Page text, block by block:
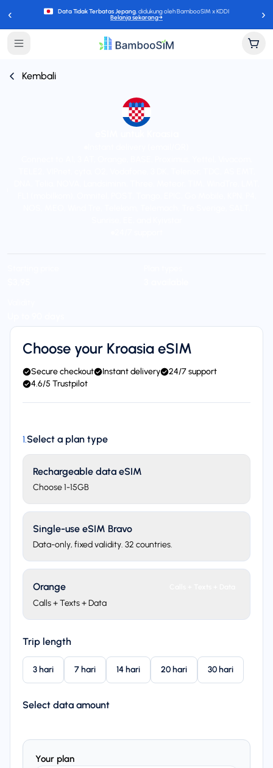
‹ Data Tidak Terbatas Jepang, didukung oleh BambooSIM x KDDI
Belanja sekarang→ ›
Kembali
Choose your Kroasia eSIM
Secure checkout Instant delivery
24/7 support
4.6/5 Trustpilot
1.Select a plan type
Rechargeable data eSIM
Choose 1-15GB
Single-use eSIM Bravo
Data-only, fixed validity. 32 countries.
Orange
Calls + Texts + Data
Trip length
3 hari 7 hari 14 hari 20 hari 30 hari
Select data amount
Your plan